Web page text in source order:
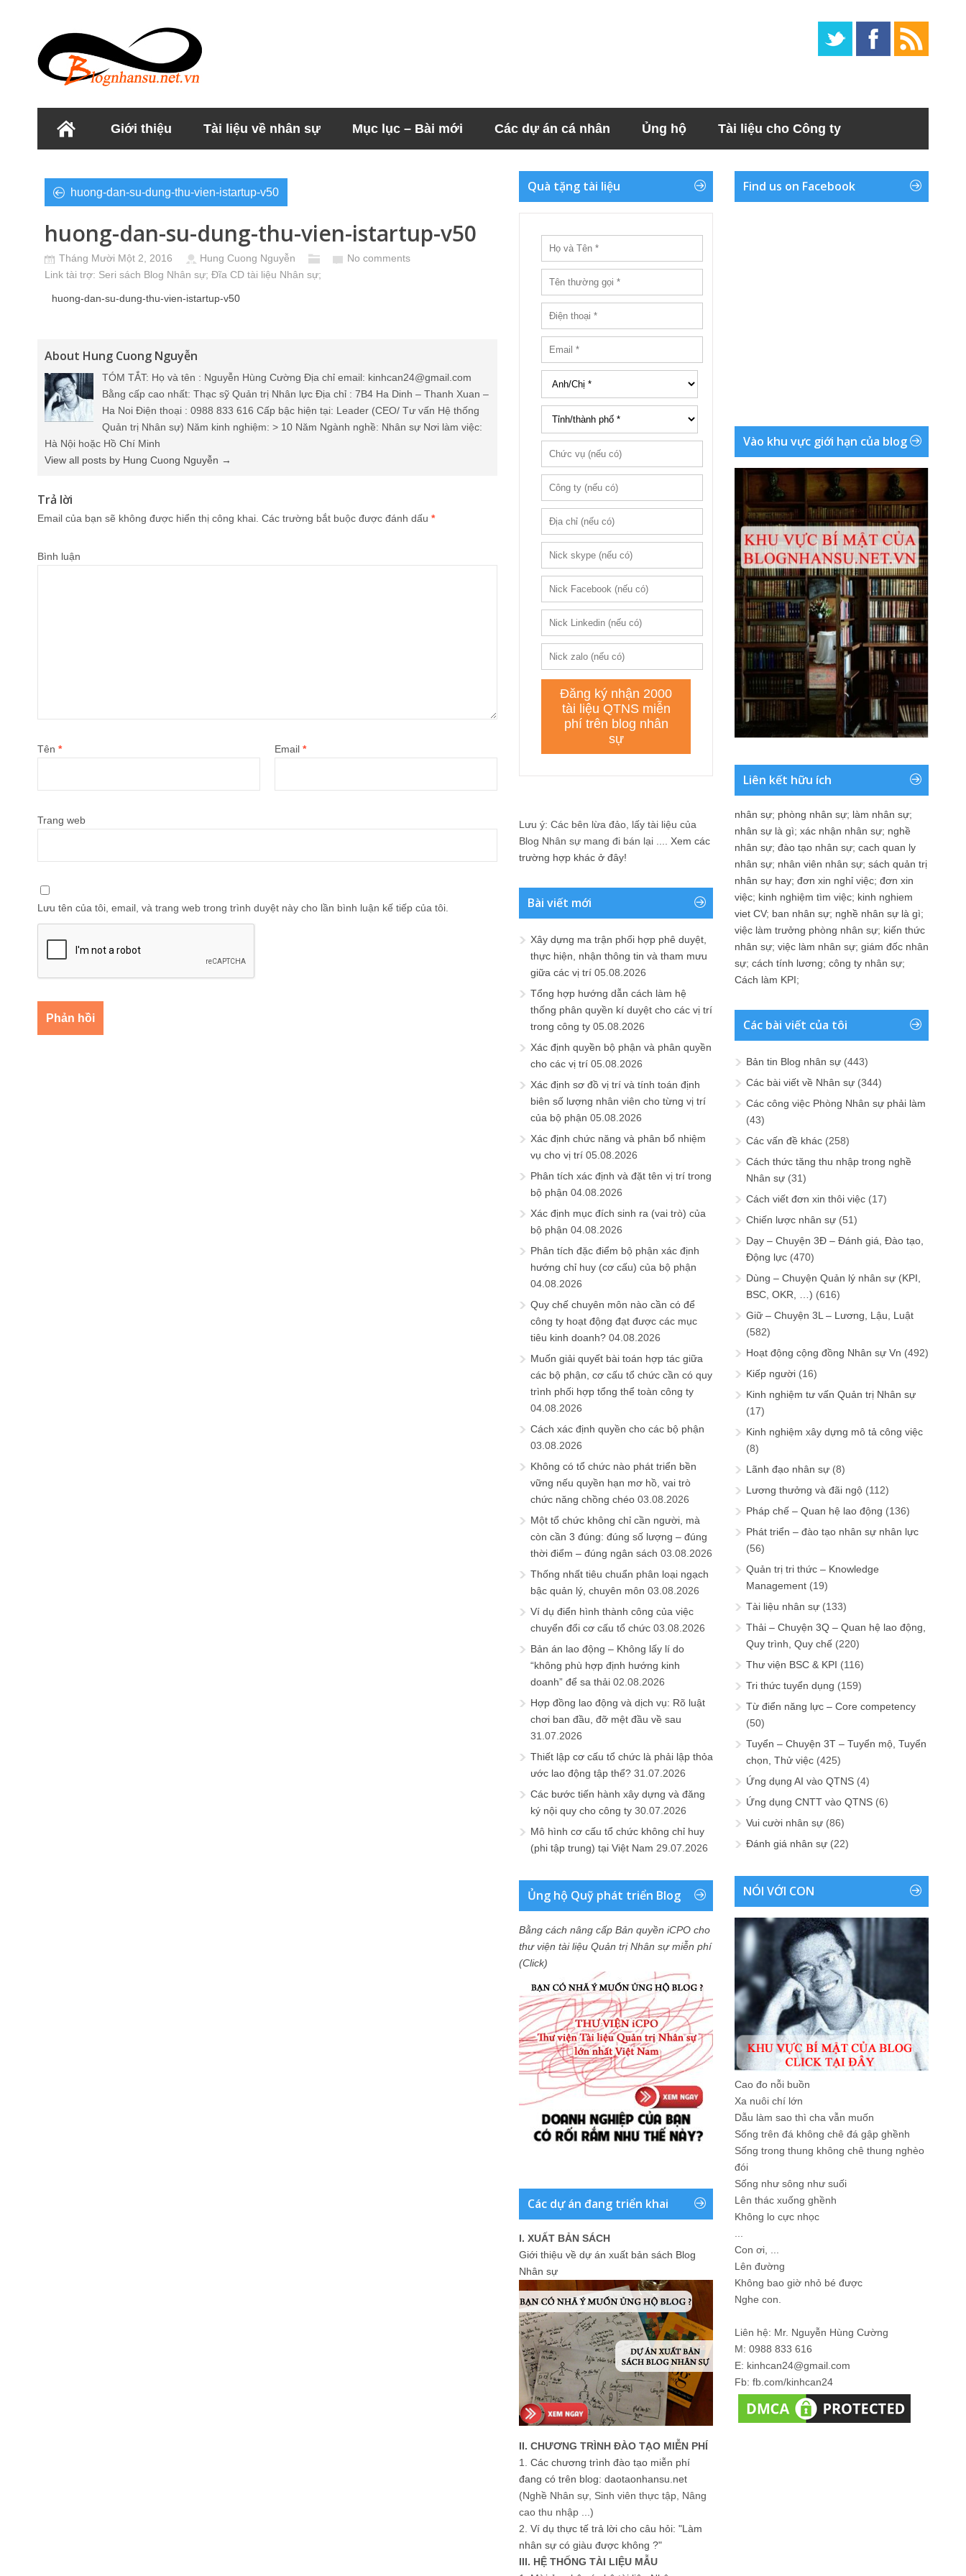
Giới thiệu Tài liệu về nhân sự Mục lục – Bài mới Các dự án cá nhân Ủng hộ Tài liệu cho Công ty
huong-dan-su-dung-thu-vien-istartup-v50
huong-dan-su-dung-thu-vien-istartup-v50
Tháng Mười Một 2, 2016 Hung Cuong Nguyễn
No comments
Link tài trợ: Seri sách Blog Nhân sự; Đĩa CD tài liệu Nhân sự;
huong-dan-su-dung-thu-vien-istartup-v50
About Hung Cuong Nguyễn
TÓM TẮT: Họ và tên : Nguyễn Hùng Cường Địa chỉ email: kinhcan24@gmail.com
Bằng cấp cao nhất: Thạc sỹ Quản trị Nhân lực Địa chỉ : 7B4 Ha Dinh – Thanh Xuan –
Ha Noi Điện thoại : 0988 833 616 Cấp bậc hiện tại: Leader (CEO/ Tư vấn Hệ thống
Quản trị Nhân sự) Năm kinh nghiệm: > 10 Năm Ngành nghề: Nhân sự Nơi làm việc:
Hà Nội hoặc Hồ Chí Minh
View all posts by Hung Cuong Nguyễn →
Trả lời
Email của bạn sẽ không được hiển thị công khai. Các trường bắt buộc được đánh dấu *
Bình luận
Tên * Email *
Trang web
Lưu tên của tôi, email, và trang web trong trình duyệt này cho lần bình luận kế tiếp của tôi.
Quà tặng tài liệu
Lưu ý: Các bên lừa đảo, lấy tài liệu của
Blog Nhân sự mang đi bán lại .... Xem các
trường hợp khác ở đây!
Bài viết mới
Xây dựng ma trận phối hợp phê duyệt,
thực hiện, nhận thông tin và tham mưu
giữa các vị trí 05.08.2026
Tổng hợp hướng dẫn cách làm hệ
thống phân quyền kí duyệt cho các vị trí
trong công ty 05.08.2026
Xác định quyền bộ phận và phân quyền
cho các vị trí 05.08.2026
Xác định sơ đồ vị trí và tính toán định
biên số lượng nhân viên cho từng vị trí
của bộ phận 05.08.2026
Xác định chức năng và phân bổ nhiệm
vụ cho vị trí 05.08.2026
Phân tích xác định và đặt tên vị trí trong
bộ phận 04.08.2026
Xác định mục đích sinh ra (vai trò) của
bộ phận 04.08.2026
Phân tích đặc điểm bộ phận xác định
hướng chỉ huy (cơ cấu) của bộ phận
04.08.2026
Quy chế chuyên môn nào cần có để
công ty hoạt động đạt được các mục
tiêu kinh doanh? 04.08.2026
Muốn giải quyết bài toán hợp tác giữa
các bộ phận, cơ cấu tổ chức cần có quy
trình phối hợp tổng thể toàn công ty
04.08.2026
Cách xác định quyền cho các bộ phận
03.08.2026
Không có tổ chức nào phát triển bền
vững nếu quyền hạn mơ hồ, vai trò
chức năng chồng chéo 03.08.2026
Một tổ chức không chỉ cần người, mà
còn cần 3 đúng: đúng số lượng – đúng
thời điểm – đúng ngân sách 03.08.2026
Thống nhất tiêu chuẩn phân loại ngạch
bậc quản lý, chuyên môn 03.08.2026
Ví dụ điển hình thành công của việc
chuyển đổi cơ cấu tổ chức 03.08.2026
Bản án lao động – Không lấy lí do
“không phù hợp định hướng kinh
doanh” để sa thải 02.08.2026
Hợp đồng lao động và dịch vụ: Rõ luật
chơi ban đầu, đỡ mệt đầu về sau
31.07.2026
Thiết lập cơ cấu tổ chức là phải lập thỏa
ước lao động tập thể? 31.07.2026
Các bước tiến hành xây dựng và đăng
ký nội quy cho công ty 30.07.2026
Mô hình cơ cấu tổ chức không chỉ huy
(phi tập trung) tại Việt Nam 29.07.2026
Ủng hộ Quỹ phát triển Blog
Bằng cách nâng cấp Bản quyền iCPO cho
thư viện tài liệu Quản trị Nhân sự miễn phí
(Click)
Các dự án đang triển khai
I. XUẤT BẢN SÁCH
Giới thiệu về dự án xuất bản sách Blog
Nhân sự
II. CHƯƠNG TRÌNH ĐÀO TẠO MIỄN PHÍ
1. Các chương trình đào tạo miễn phí
đang có trên blog: daotaonhansu.net
(Nghề Nhân sự, Sinh viên thực tập, Nâng
cao thu nhập ...)
2. Ví dụ thực tế trả lời cho câu hỏi: "Làm
nhân sự có giàu được không ?"
III. HỆ THỐNG TÀI LIỆU MẪU
Find us on Facebook
Vào khu vực giới hạn của blog
Liên kết hữu ích
nhân sự; phòng nhân sự; làm nhân sự;
nhân sự là gì; xác nhận nhân sự; nghề
nhân sự; đào tạo nhân sự; cach quan ly
nhân sự; nhân viên nhân sự; sách quản trị
nhân sự hay; đơn xin nghỉ việc; đơn xin
việc; kinh nghiệm tìm việc; kinh nghiem
viet CV; ban nhân sự; nghề nhân sự là gì;
việc làm trưởng phòng nhân sự; kiến thức
nhân sự; việc làm nhân sự; giám đốc nhân
sự; cách tính lương; công ty nhân sự;
Cách làm KPI;
Các bài viết của tôi
Bản tin Blog nhân sự (443)
Các bài viết về Nhân sự (344)
Các công việc Phòng Nhân sự phải làm
(43)
Các vấn đề khác (258)
Cách thức tăng thu nhập trong nghề
Nhân sự (31)
Cách viết đơn xin thôi việc (17)
Chiến lược nhân sự (51)
Dạy – Chuyện 3Đ – Đánh giá, Đào tạo,
Động lực (470)
Dùng – Chuyện Quản lý nhân sự (KPI,
BSC, OKR, …) (616)
Giữ – Chuyện 3L – Lương, Lậu, Luật
(582)
Hoạt động cộng đồng Nhân sự Vn (492)
Kiếp người (16)
Kinh nghiệm tư vấn Quản trị Nhân sự
(17)
Kinh nghiệm xây dựng mô tả công việc
(8)
Lãnh đạo nhân sự (8)
Lương thưởng và đãi ngộ (112)
Pháp chế – Quan hệ lao động (136)
Phát triển – đào tạo nhân sự nhân lực
(56)
Quản trị tri thức – Knowledge
Management (19)
Tài liệu nhân sự (133)
Thải – Chuyện 3Q – Quan hệ lao động,
Quy trình, Quy chế (220)
Thư viện BSC & KPI (116)
Tri thức tuyển dụng (159)
Từ điển năng lực – Core competency
(50)
Tuyển – Chuyện 3T – Tuyển mộ, Tuyển
chọn, Thử việc (425)
Ứng dụng AI vào QTNS (4)
Ứng dụng CNTT vào QTNS (6)
Vui cười nhân sự (86)
Đánh giá nhân sự (22)
NÓI VỚI CON
Cao đo nỗi buồn
Xa nuôi chí lớn
Dẫu làm sao thì cha vẫn muốn
Sống trên đá không chê đá gập ghềnh
Sống trong thung không chê thung nghèo
đói
Sống như sông như suối
Lên thác xuống ghềnh
Không lo cực nhọc
Con ơi, ...
Lên đường
Không bao giờ nhỏ bé được
Nghe con.
Liên hệ: Mr. Nguyễn Hùng Cường
M: 0988 833 616
E: kinhcan24@gmail.com
Fb: fb.com/kinhcan24